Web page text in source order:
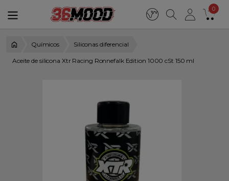
0
Químicos Siliconas diferencial
Aceite de silicona Xtr Racing Ronnefalk Edition 1000 cSt 150 ml